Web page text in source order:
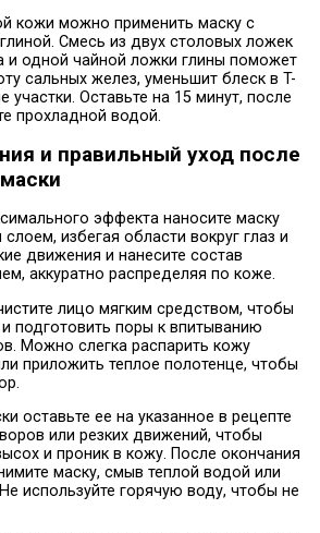
кожи можно применить маску с
Смесь из двух столовых ложек
и одной чайной ложки глины поможет
сальных желез, уменьшит блеск в T-
участки. Оставьте на 15 минут, после
прохладной водой.
и правильный уход после
эффекта наносите маску
избегая области вокруг глаз и
движения и нанесите состав
аккуратно распределяя по коже.
лицо мягким средством, чтобы
и подготовить поры к впитыванию
Можно слегка распарить кожу
приложить теплое полотенце, чтобы
оставьте ее на указанное в рецепте
или резких движений, чтобы
и проник в кожу. После окончания
маску, смыв теплой водой или
используйте горячую воду, чтобы не